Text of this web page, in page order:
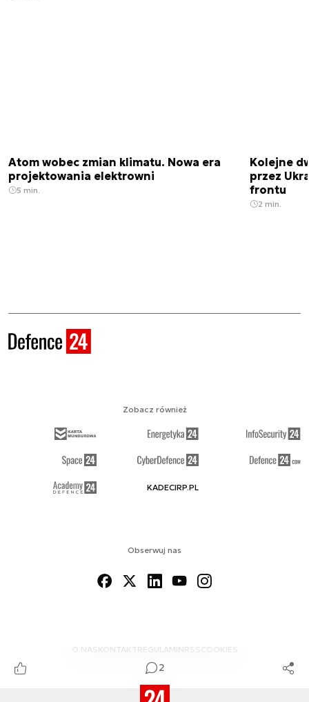
2
Atom wobec zmian klimatu. Nowa era
projektowania elektrowni
5 min.
Kolejne
przez
frontu
2 min.
Obserwuj nas
O NAS KONTAKTREGULAMINRSS COOKIES
Zobacz również
KADECIRP.PL